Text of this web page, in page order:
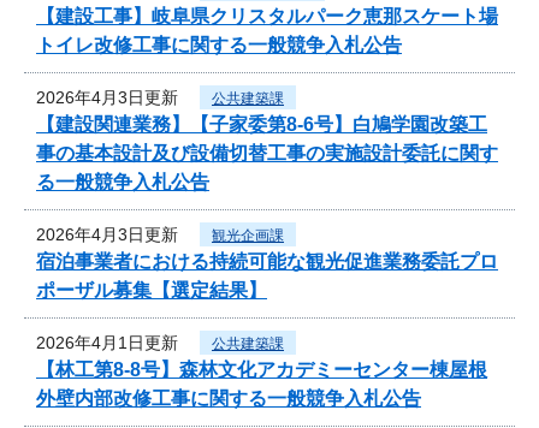
【建設工事】岐阜県クリスタルパーク恵那スケート場
トイレ改修工事に関する一般競争入札公告
2026年4月3日更新 公共建築課
【建設関連業務】【子家委第8-6号】白鳩学園改築工
事の基本設計及び設備切替工事の実施設計委託に関す
る一般競争入札公告
2026年4月3日更新 観光企画課
宿泊事業者における持続可能な観光促進業務委託プロ
ポーザル募集【選定結果】
2026年4月1日更新 公共建築課
【林工第8-8号】森林文化アカデミーセンター棟屋根
外壁内部改修工事に関する一般競争入札公告